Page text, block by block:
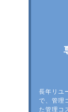
長年リユ
で、管理
た管理コ